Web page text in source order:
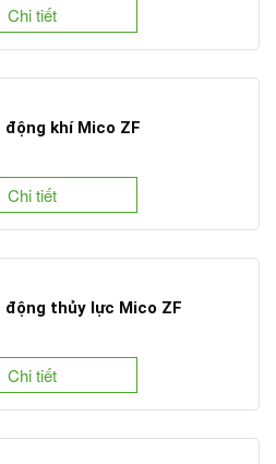
Chi tiết
động khí Mico ZF
Chi tiết
thủy lực Mico ZF
Chi tiết